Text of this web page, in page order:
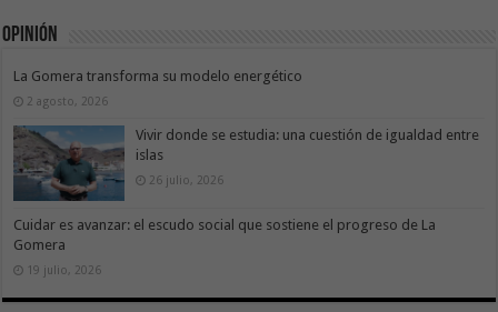
Opinión
La Gomera transforma su modelo energético
2 agosto, 2026
Vivir donde se estudia: una cuestión de igualdad entre
islas
26 julio, 2026
Cuidar es avanzar: el escudo social que sostiene el progreso de La
Gomera
19 julio, 2026